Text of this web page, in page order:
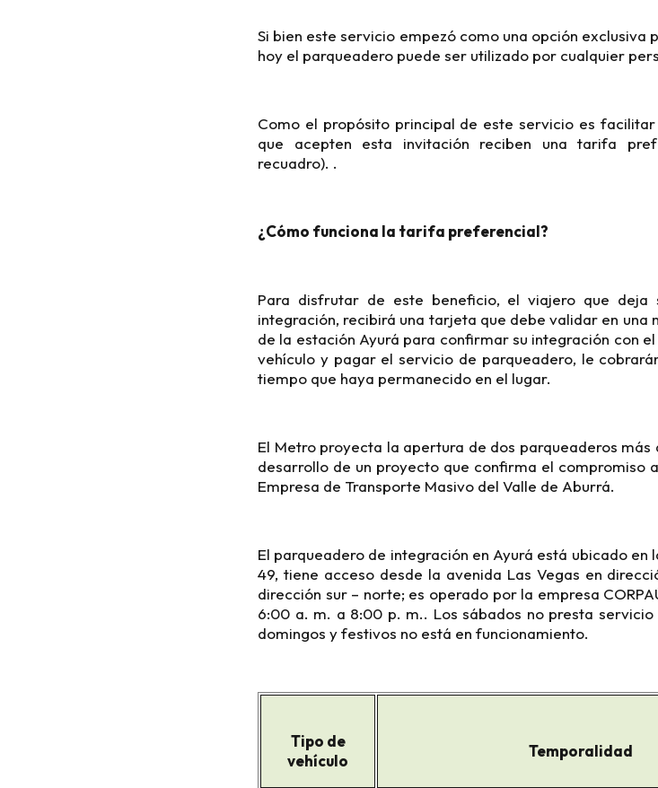
Si bien este servicio empezó como una opción exclusiva
hoy el parqueadero puede ser utilizado por cualquier
Como el propósito principal de este servicio es
que acepten esta invitación reciben una tarifa
recuadro). .
¿Cómo funciona la tarifa preferencial?
Para disfrutar de este beneficio, el viajero que
integración, recibirá una tarjeta que debe validar en una
de la estación Ayurá para confirmar su integración con
vehículo y pagar el servicio de parqueadero, le
tiempo que haya permanecido en el lugar.
El Metro proyecta la apertura de dos parqueaderos
desarrollo de un proyecto que confirma el compromiso
Empresa de Transporte Masivo del Valle de Aburrá.
El parqueadero de integración en Ayurá está ubicado en
49, tiene acceso desde la avenida Las Vegas en
dirección sur – norte; es operado por la empresa
6:00 a. m. a 8:00 p. m.. Los sábados no presta
domingos y festivos no está en funcionamiento.
Tipo de
vehículo
Temporalidad